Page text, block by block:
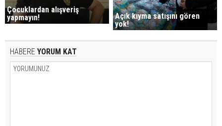
Çocuklardan alışveriş
yapmayın!
Açık kıyma satışını gören
yok!
HABERE YORUM KAT